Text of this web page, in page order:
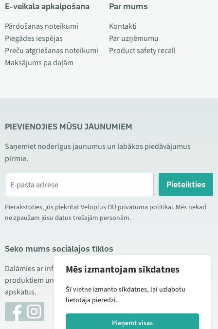
E-veikala apkalpošana
Pārdošanas noteikumi
Piegādes iespējas
Preču atgriešanas noteikumi
Maksājums pa daļām
Par mums
Kontakti
Par uzņēmumu
Product safety recall
PIEVIENOJIES MŪSU JAUNUMIEM
Saņemiet noderīgus jaunumus un labākos piedāvājumus
pirmie.
Pieteikties
Pierakstoties, jūs piekrītat Veloplus OÜ privātuma politikai. Mēs nekad
neizpaužam jūsu datus trešajām personām.
Seko mums sociālajos tīklos
Dalāmies ar informāciju par izdevīgām akcijām, jauniem
produktiem un servisu. Reizēm publicējam arī produktu
apskatus.
Mēs izmantojam sīkdatnes
Šī vietne izmanto sīkdatnes, lai uzlabotu
lietotāja pieredzi.
Pieņemt visas